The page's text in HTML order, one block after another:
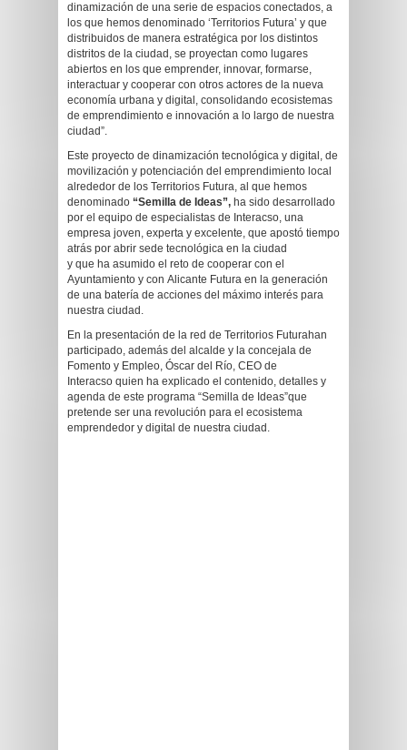
dinamización de una serie de espacios conectados, a
los que hemos denominado ‘Territorios Futura’ y que
distribuidos de manera estratégica por los distintos
distritos de la ciudad, se proyectan como lugares
abiertos en los que emprender, innovar, formarse,
interactuar y cooperar con otros actores de la nueva
economía urbana y digital, consolidando ecosistemas
de emprendimiento e innovación a lo largo de nuestra
ciudad”.
Este proyecto de dinamización tecnológica y digital, de
movilización y potenciación del emprendimiento local
alrededor de los Territorios Futura, al que hemos
denominado “Semilla de Ideas”, ha sido desarrollado
por el equipo de especialistas de Interacso, una
empresa joven, experta y excelente, que apostó tiempo
atrás por abrir sede tecnológica en la ciudad
y que ha asumido el reto de cooperar con el
Ayuntamiento y con Alicante Futura en la generación
de una batería de acciones del máximo interés para
nuestra ciudad.
En la presentación de la red de Territorios Futurahan
participado, además del alcalde y la concejala de
Fomento y Empleo, Óscar del Río, CEO de
Interacso quien ha explicado el contenido, detalles y
agenda de este programa “Semilla de Ideas”que
pretende ser una revolución para el ecosistema
emprendedor y digital de nuestra ciudad.